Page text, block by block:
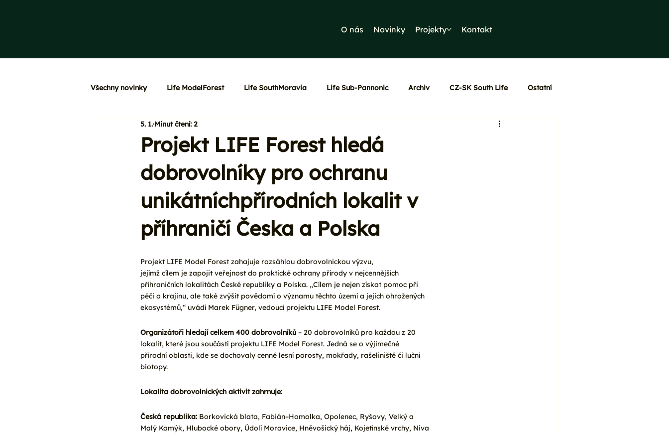
O nás Novinky Projekty Kontakt
Všechny novinky Life ModelForest Life SouthMoravia Life Sub-Pannonic Archiv CZ-SK South Life Ostatní
Projekt LIFE Forest hledá
dobrovolníky pro ochranu
unikátníchpřírodních lokalit v
příhraničí Česka a Polska
5. 1. Minut čtení: 2
Projekt LIFE Model Forest zahajuje rozsáhlou dobrovolnickou výzvu,
jejímž cílem je zapojit veřejnost do praktické ochrany přírody v nejcennějších
příhraničních lokalitách České republiky a Polska. „Cílem je nejen získat pomoc při
péči o krajinu, ale také zvýšit povědomí o významu těchto území a jejich ohrožených
ekosystémů,“ uvádí Marek Fügner, vedoucí projektu LIFE Model Forest.
Organizátoři hledají celkem 400 dobrovolníků – 20 dobrovolníků pro každou z 20
lokalit, které jsou součástí projektu LIFE Model Forest. Jedná se o výjimečné
přírodní oblasti, kde se dochovaly cenné lesní porosty, mokřady, rašeliniště či luční
biotopy.
Lokalita dobrovolnických aktivit zahrnuje:
Česká republika: Borkovická blata, Fabián–Homolka, Opolenec, Ryšovy, Velký a
Malý Kamýk, Hlubocké obory, Údolí Moravice, Hněvošický háj, Kojetínské vrchy, Niva